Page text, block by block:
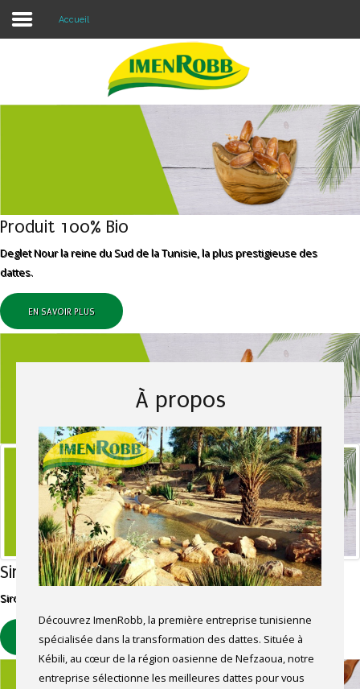
Blog
Accueil
Produit 100% Bio
Deglet Nour la reine du Sud de la Tunisie, la plus prestigieuse des
dattes.
EN SAVOIR PLUS
Sirop de dattes
Sirop sucré foncé obtenu à partir d'extrait de dattes.
EN SAVOIR PLUS
À propos
Découvrez ImenRobb, la première entreprise tunisienne
spécialisée dans la transformation des dattes. Située à
Kébili, au cœur de la région oasienne de Nefzaoua, notre
entreprise sélectionne les meilleures dattes pour vous